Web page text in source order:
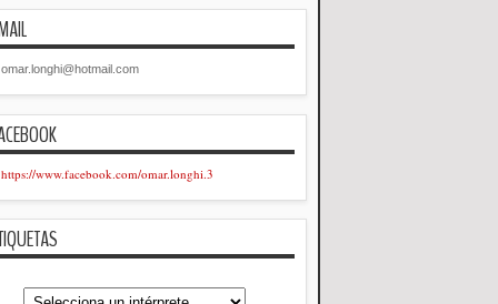
omar.longhi@hotmail.com
https://www.facebook.com/omar.longhi.3